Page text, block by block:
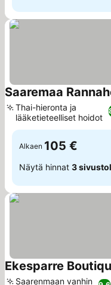
Saaremaa
Thai-hieronta ja
lääketieteelliset hoidot
Alkaen 105 €
Näytä hinnat 3
Ekesparre
Saarenmaan vanhin